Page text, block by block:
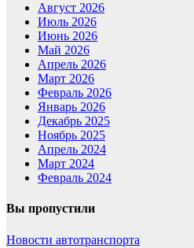
Август 2026
Июль 2026
Июнь 2026
Май 2026
Апрель 2026
Март 2026
Февраль 2026
Январь 2026
Декабрь 2025
Ноябрь 2025
Апрель 2024
Март 2024
Февраль 2024
Вы пропустили
Новости автотранспорта